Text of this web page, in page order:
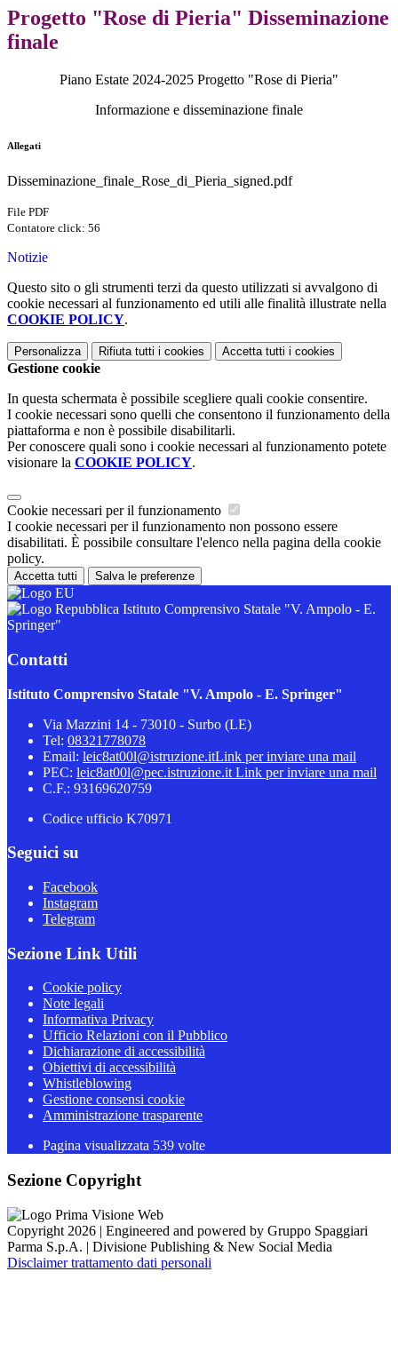
Progetto "Rose di Pieria" Disseminazione
finale
Piano Estate 2024-2025 Progetto "Rose di Pieria"
Informazione e disseminazione finale
Allegati
Disseminazione_finale_Rose_di_Pieria_signed.pdf
File PDF
Contatore click: 56
Notizie
Questo sito o gli strumenti terzi da questo utilizzati si avvalgono di
cookie necessari al funzionamento ed utili alle finalità illustrate nella
COOKIE POLICY.
Personalizza Rifiuta tutti i cookies Accetta tutti i cookies
Gestione cookie
In questa schermata è possibile scegliere quali cookie consentire.
I cookie necessari sono quelli che consentono il funzionamento della
piattaforma e non è possibile disabilitarli.
Per conoscere quali sono i cookie necessari al funzionamento potete
visionare la COOKIE POLICY.
Cookie necessari per il funzionamento
I cookie necessari per il funzionamento non possono essere
disabilitati. È possibile consultare l'elenco nella pagina della cookie
policy.
Accetta tutti Salva le preferenze
Istituto Comprensivo Statale "V. Ampolo - E.
Springer"
Contatti
Istituto Comprensivo Statale "V. Ampolo - E. Springer"
Via Mazzini 14 - 73010 - Surbo (LE)
Tel: 08321778078
Email: leic8at00l@istruzione.itLink per inviare una mail
PEC: leic8at00l@pec.istruzione.it Link per inviare una mail
C.F.: 93169620759
Codice ufficio K70971
Seguici su
Facebook
Instagram
Telegram
Sezione Link Utili
Cookie policy
Note legali
Informativa Privacy
Ufficio Relazioni con il Pubblico
Dichiarazione di accessibilità
Obiettivi di accessibilità
Whistleblowing
Gestione consensi cookie
Amministrazione trasparente
Pagina visualizzata 539 volte
Sezione Copyright
Copyright 2026 | Engineered and powered by Gruppo Spaggiari
Parma S.p.A. | Divisione Publishing & New Social Media
Disclaimer trattamento dati personali